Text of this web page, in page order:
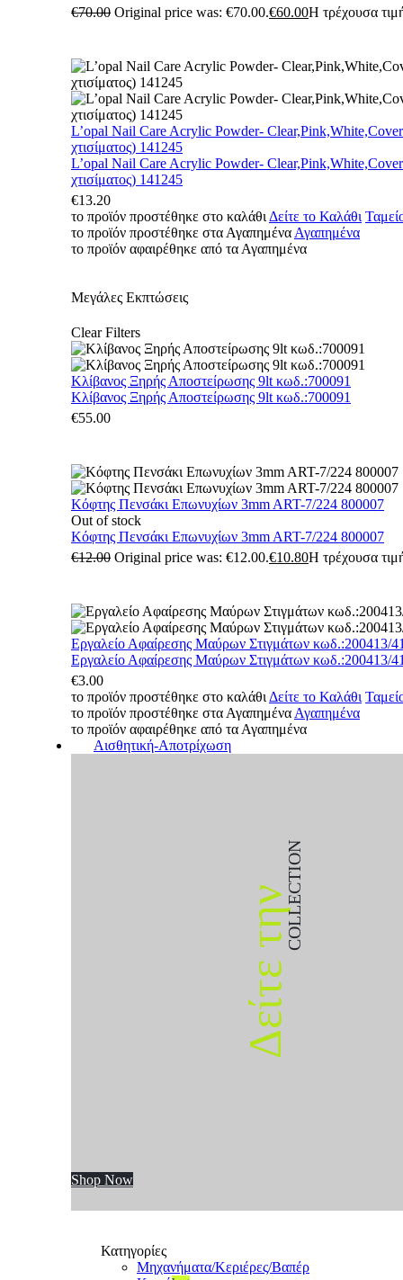
€70.00 Original price was: €70.00.€60.00Η τρέχουσα
L’opal Nail Care Acrylic Powder-
χτισίματος) 141245
L’opal Nail Care Acrylic Powder-
χτισίματος) 141245
€13.20
το προϊόν προστέθηκε στο καλάθι Δείτε το Καλάθι
το προϊόν προστέθηκε στα Αγαπημένα Αγαπημένα
το προϊόν αφαιρέθηκε από τα Αγαπημένα
Μεγάλες Εκπτώσεις
Clear Filters
Κλίβανος Ξηρής Αποστείρωσης 9lt κωδ.:700091
Κλίβανος Ξηρής Αποστείρωσης 9lt κωδ.:700091
€55.00
Κόφτης Πενσάκι Επωνυχίων 3mm ART-7/224 800007
Out of stock
Κόφτης Πενσάκι Επωνυχίων 3mm ART-7/224 800007
€12.00 Original price was: €12.00.€10.80Η τρέχουσα
Εργαλείο Αφαίρεσης Μαύρων Στιγμάτων κωδ.:200413/
Εργαλείο Αφαίρεσης Μαύρων Στιγμάτων κωδ.:200413/
€3.00
το προϊόν προστέθηκε στο καλάθι Δείτε το Καλάθι
το προϊόν προστέθηκε στα Αγαπημένα Αγαπημένα
το προϊόν αφαιρέθηκε από τα Αγαπημένα
Αισθητική-Αποτρίχωση
Δείτε τηνCOLLECTION
Shop Now
Κατηγορίες
Μηχανήματα/Κεριέρες/Βαπέρ